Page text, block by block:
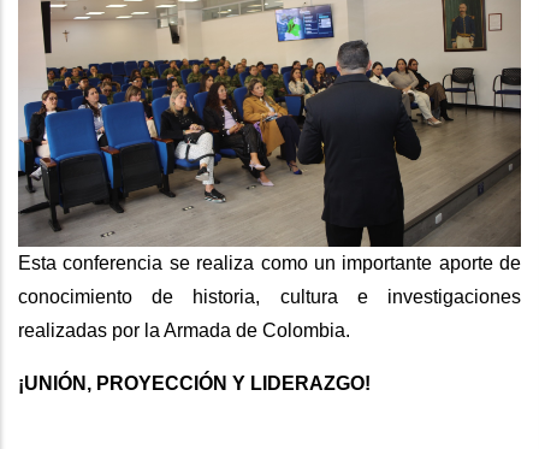
Esta conferencia se realiza como un importante aporte de
conocimiento de historia, cultura e investigaciones
realizadas por la Armada de Colombia.
¡UNIÓN, PROYECCIÓN Y LIDERAZGO!